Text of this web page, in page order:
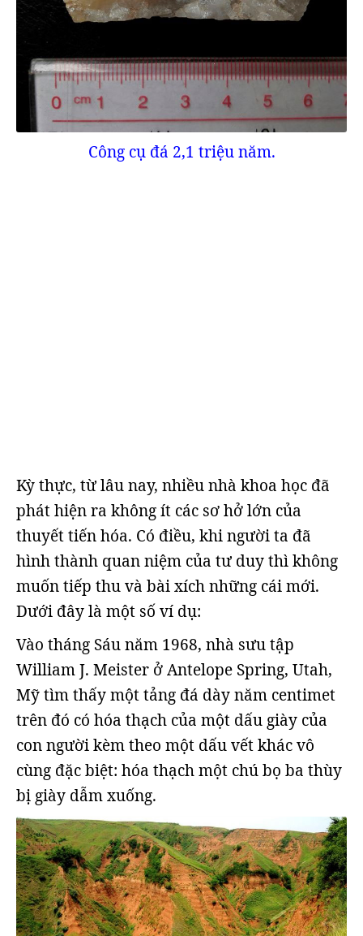
Công cụ đá 2,1 triệu năm.
Kỳ thực, từ lâu nay, nhiều nhà khoa học đã
phát hiện ra không ít các sơ hở lớn của
thuyết tiến hóa. Có điều, khi người ta đã
hình thành quan niệm của tư duy thì không
muốn tiếp thu và bài xích những cái mới.
Dưới đây là một số ví dụ:
Vào tháng Sáu năm 1968, nhà sưu tập
William J. Meister ở Antelope Spring, Utah,
Mỹ tìm thấy một tảng đá dày năm centimet
trên đó có hóa thạch của một dấu giày của
con người kèm theo một dấu vết khác vô
cùng đặc biệt: hóa thạch một chú bọ ba thùy
bị giày dẫm xuống.